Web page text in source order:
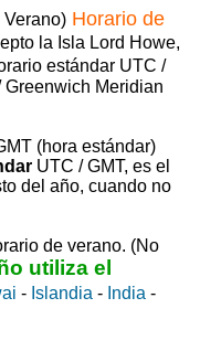
Horario de
la Isla Lord Howe,
estándar UTC /
Greenwich Meridian
UTC / GMT, es el
del año, cuando no
de verano. (No
utiliza el
- Islandia - India -